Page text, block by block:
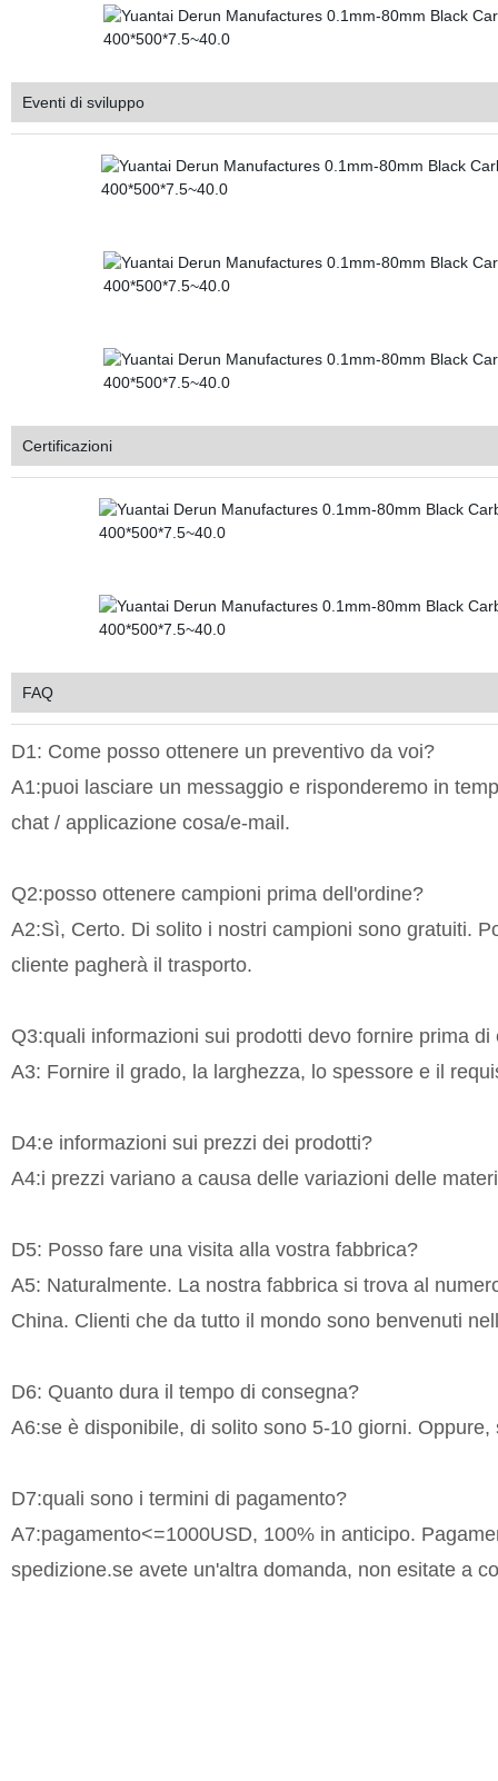
Eventi di sviluppo
Certificazioni
FAQ
D1: Come posso ottenere un preventivo da voi?
A1:puoi lasciare un messaggio e risponderemo in
chat / applicazione cosa/e-mail.
Q2:posso ottenere campioni prima dell'ordine?
A2:Sì, Certo. Di solito i nostri campioni sono gratuiti.
cliente pagherà il trasporto.
Q3:quali informazioni sui prodotti devo fornire prima
A3: Fornire il grado, la larghezza, lo spessore e il
D4:e informazioni sui prezzi dei prodotti?
A4:i prezzi variano a causa delle variazioni delle
D5: Posso fare una visita alla vostra fabbrica?
A5: Naturalmente. La nostra fabbrica si trova al
China. Clienti che da tutto il mondo sono benvenuti
D6: Quanto dura il tempo di consegna?
A6:se è disponibile, di solito sono 5-10 giorni.
D7:quali sono i termini di pagamento?
A7:pagamento<=1000USD, 100% in anticipo.
spedizione.se avete un'altra domanda, non esitate a